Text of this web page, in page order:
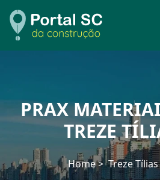
PRAX
TREZE
Home Treze Tílias